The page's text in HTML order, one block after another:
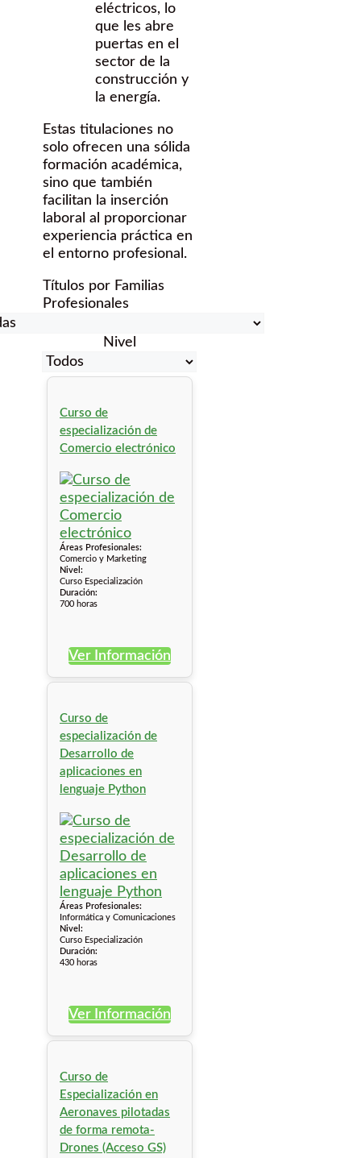
eléctricos, lo
que les abre
puertas en el
sector de la
construcción y
la energía.
Estas titulaciones no
solo ofrecen una sólida
formación académica,
sino que también
facilitan la inserción
laboral al proporcionar
experiencia práctica en
el entorno profesional.
Títulos por Familias
Profesionales
Nivel
Curso de
especialización de
Comercio electrónico
Áreas Profesionales:
Comercio y Marketing
Nivel:
Curso Especialización
Duración:
700 horas
Ver Información
Curso de
especialización de
Desarrollo de
aplicaciones en
lenguaje Python
Áreas Profesionales:
Informática y Comunicaciones
Nivel:
Curso Especialización
Duración:
430 horas
Ver Información
Curso de
Especialización en
Aeronaves pilotadas
de forma remota-
Drones (Acceso GS)